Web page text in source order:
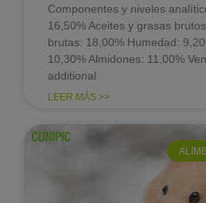
Componentes y niveles
16,50% Aceites y grasas
brutas: 18,00% Humedad:
10,30% Almidones: 11,00%
additional
LEER MÁS >>